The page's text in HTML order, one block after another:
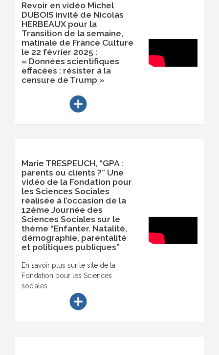
Revoir en vidéo Michel
DUBOIS invité de Nicolas
HERBEAUX pour la
Transition de la semaine,
matinale de France Culture
le 22 février 2025 :
« Données scientifiques
effacées : résister à la
censure de Trump »
add_circle
Marie TRESPEUCH, “GPA :
parents ou clients ?” Une
vidéo de la Fondation pour
les Sciences Sociales
réalisée à l’occasion de la
12ème Journée des
Sciences Sociales sur le
thème “Enfanter. Natalité,
démographie, parentalité
et politiques publiques”
En savoir plus sur le site de la
Fondation pour les Sciences
sociales
add_circle